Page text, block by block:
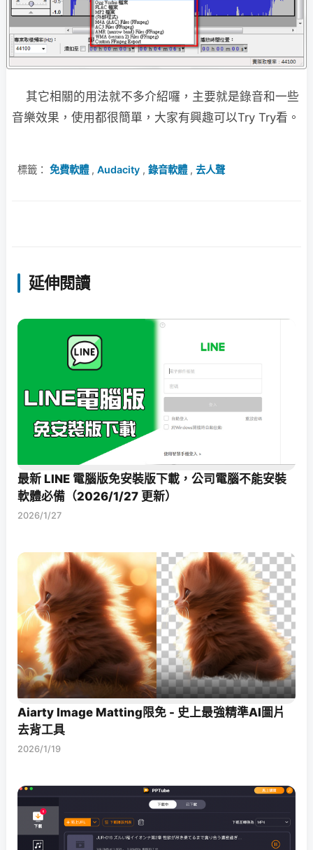
其它相關的用法就不多介紹囉，主要就是錄音和一些
音樂效果，使用都很簡單，大家有興趣可以Try Try看。
標籤： 免費軟體, Audacity , 錄音軟體, 去人聲
延伸閱讀
最新 LINE 電腦版免安裝版下載，公司電腦不能安裝
軟體必備（2026/1/27 更新）
2026/1/27
Aiarty Image Matting限免 - 史上最強精準AI圖片
去背工具
2026/1/19